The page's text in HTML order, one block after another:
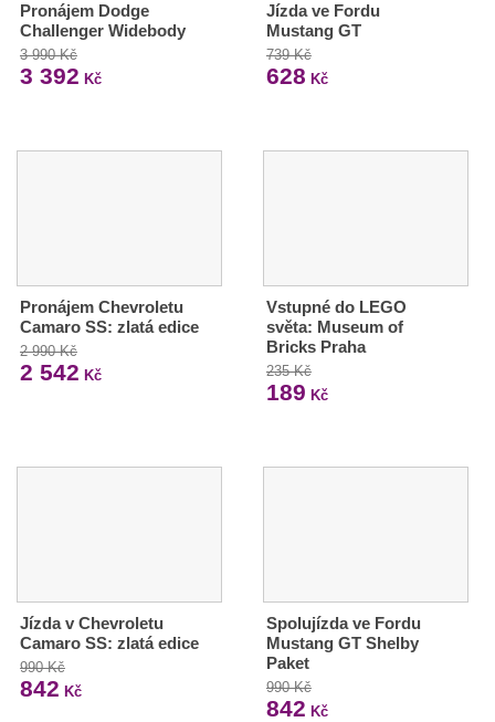
Pronájem Dodge
Challenger Widebody
3 990 Kč
3 392 Kč
Jízda ve Fordu
Mustang GT
739 Kč
628 Kč
Pronájem Chevroletu
Camaro SS: zlatá edice
2 990 Kč
2 542 Kč
Vstupné do LEGO
světa: Museum of
Bricks Praha
235 Kč
189 Kč
Jízda v Chevroletu
Camaro SS: zlatá edice
990 Kč
842 Kč
Spolujízda ve Fordu
Mustang GT Shelby
Paket
990 Kč
842 Kč